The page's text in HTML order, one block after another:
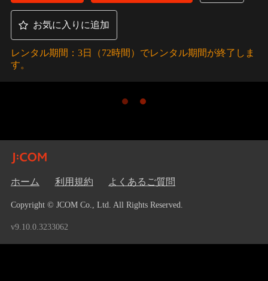
お気に入りに追加
レンタル期間：3日（72時間）でレンタル期間が終了しま
す。
ホーム 利用規約 よくあるご質問
Copyright © JCOM Co., Ltd. All Rights Reserved.
v9.10.0.3233062